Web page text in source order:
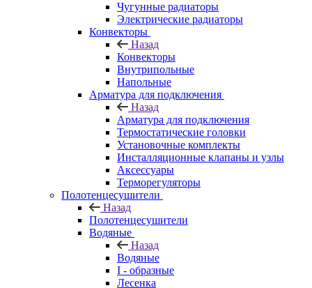
Чугунные радиаторы
Электрические радиаторы
Конвекторы
Назад
Конвекторы
Внутрипольные
Напольные
Арматура для подключения
Назад
Арматура для подключения
Термостатические головки
Установочные комплекты
Инсталляционные клапаны и узлы
Аксессуары
Терморегуляторы
Полотенцесушители
Назад
Полотенцесушители
Водяные
Назад
Водяные
I - образные
Лесенка